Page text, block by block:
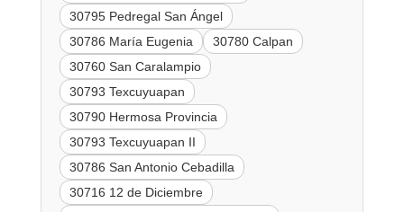
30795 Pedregal San Ángel
30786 María Eugenia
30780 Calpan
30760 San Caralampio
30793 Texcuyuapan
30790 Hermosa Provincia
30793 Texcuyuapan II
30786 San Antonio Cebadilla
30716 12 de Diciembre